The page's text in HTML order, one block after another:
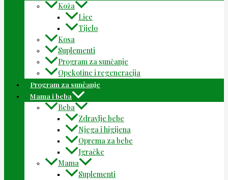
Koža
Lice
Tijelo
Kosa
Suplementi
Program za sunčanje
Opekotine i regeneracija
Program za sunčanje
Mama i beba
Beba
Zdravlje bebe
Njega i higijena
Oprema za bebe
Igračke
Mama
Suplementi